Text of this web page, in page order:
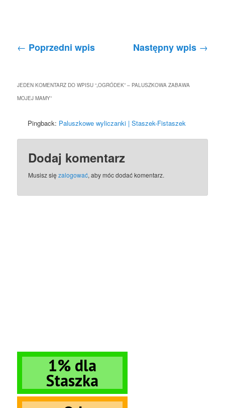
Nawigacja po wpisach
← Poprzedni wpis Następny wpis →
JEDEN KOMENTARZ DO WPISU “„OGRÓDEK” – PALUSZKOWA ZABAWA
MOJEJ MAMY”
Pingback: Paluszkowe wyliczanki | Staszek-Fistaszek
Dodaj komentarz
Musisz sięzalogować, aby móc dodać komentarz.